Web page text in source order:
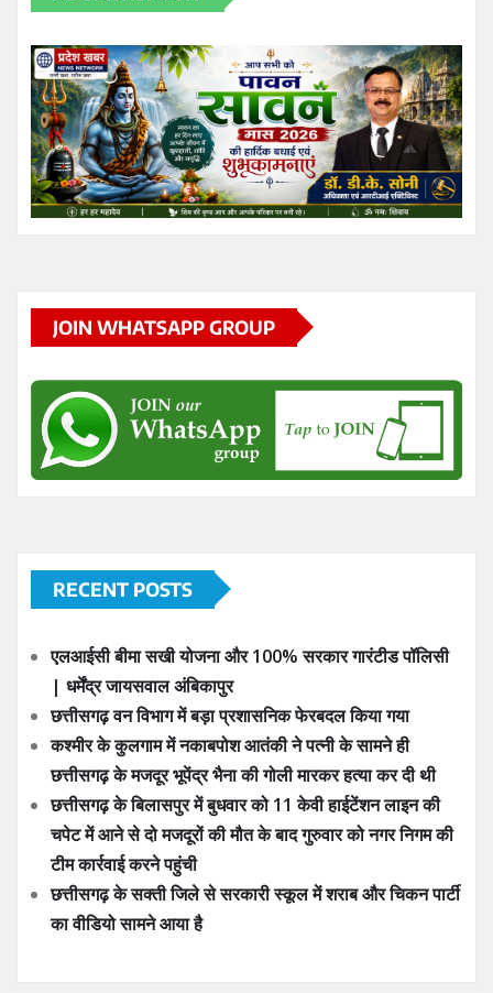
JOIN WHATSAPP GROUP
RECENT POSTS
एलआईसी बीमा सखी योजना और 100% सरकार गारंटीड पॉलिसी
| धर्मेंद्र जायसवाल अंबिकापुर
छत्तीसगढ़ वन विभाग में बड़ा प्रशासनिक फेरबदल किया गया
कश्मीर के कुलगाम में नकाबपोश आतंकी ने पत्नी के सामने ही
छत्तीसगढ़ के मजदूर भूपेंद्र भैना की गोली मारकर हत्या कर दी थी
छत्तीसगढ़ के बिलासपुर में बुधवार को 11 केवी हाईटेंशन लाइन की
चपेट में आने से दो मजदूरों की मौत के बाद गुरुवार को नगर निगम की
टीम कार्रवाई करने पहुंची
छत्तीसगढ़ के सक्ती जिले से सरकारी स्कूल में शराब और चिकन पार्टी
का वीडियो सामने आया है